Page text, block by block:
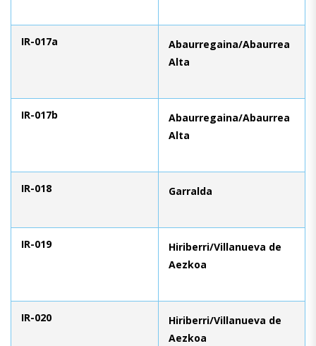
IR-017a
Abaurregaina/Abaurrea
Alta
IR-017b
Abaurregaina/Abaurrea
Alta
IR-018 Garralda
IR-019
Hiriberri/Villanueva de
Aezkoa
IR-020
Hiriberri/Villanueva de
Aezkoa